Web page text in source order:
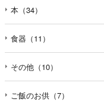
本（34）
食器（11）
その他（10）
ご飯のお供（7）